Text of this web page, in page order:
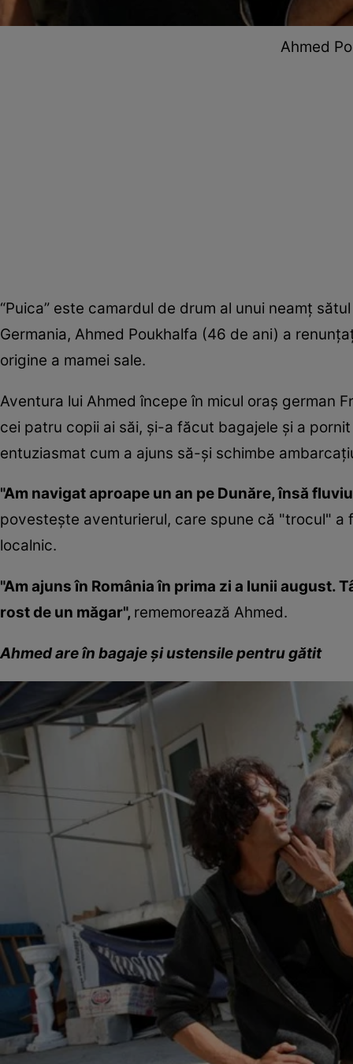
Ahmed
“Puica” este camardul de drum al unui neamţ
Germania, Ahmed Poukhalfa (46 de ani) a
origine a mamei sale.
Aventura lui Ahmed începe în micul oraş german
cei patru copii ai săi, şi-a făcut bagajele şi a
entuziasmat cum a ajuns să-şi schimbe
"Am navigat aproape un an pe Dunăre, însă
povesteşte aventurierul, care spune că "trocul" a
localnic.
"Am ajuns în România în prima zi a lunii august.
rost de un măgar", rememorează Ahmed.
Ahmed are în bagaje şi ustensile pentru gătit